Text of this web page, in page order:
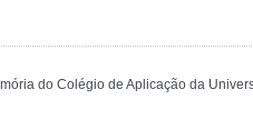
do Colégio de Aplicação da